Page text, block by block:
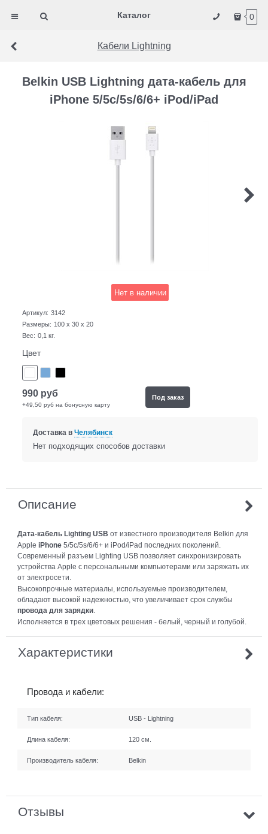
Каталог 0
Кабели Lightning
Belkin USB Lightning дата-кабель для
iPhone 5/5c/5s/6/6+ iPod/iPad
Нет в наличии
Артикул: 3142
Размеры: 100 x 30 x 20
Вес: 0,1 кг.
Цвет
990 руб
+49,50 руб на бонусную карту
Под заказ
Доставка в Челябинск
Нет подходящих способов доставки
Описание
Дата-кабель Lighting USB от известного производителя Belkin для
Apple iPhone5/5c/5s/6/6+ и iPod/iPad последних поколений.
Современный разъем Lighting USB позволяет синхронизировать
устройства Apple с персональными компьютерами или заряжать их
от электросети.
Высокопрочные материалы, используемые производителем,
обладают высокой надежностью, что увеличивает срок службы
провода для зарядки.
Исполняется в трех цветовых решения - белый, черный и голубой.
Характеристики
Провода и кабели:
Тип кабеля: USB - Lightning
Длина кабеля: 120 см.
Производитель кабеля: Belkin
Отзывы